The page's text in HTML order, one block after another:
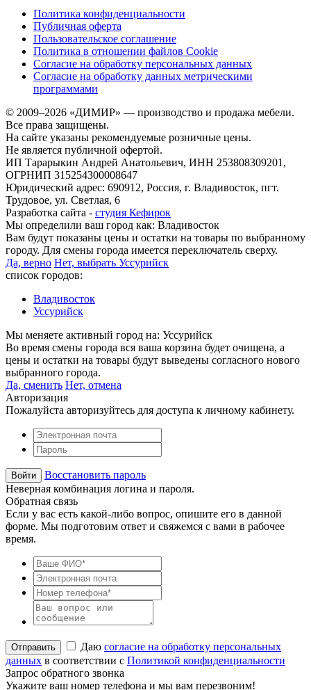
Политика конфиденциальности
Публичная оферта
Пользовательское соглашение
Политика в отношении файлов Cookie
Согласие на обработку персональных данных
Согласие на обработку данных метрическими
программами
© 2009–2026 «ДИМИР» — производство и продажа мебели.
Все права защищены.
На сайте указаны рекомендуемые розничные цены.
Не является публичной офертой.
ИП Тарарыкин Андрей Анатольевич, ИНН 253808309201,
ОГРНИП 315254300008647
Юридический адрес: 690912, Россия, г. Владивосток, пгт.
Трудовое, ул. Светлая, 6
Разработка сайта - студия Кефирок
Мы определили ваш город как: Владивосток
Вам будут показаны цены и остатки на товары по выбранному
городу. Для смены города имеется переключатель сверху.
Да, верно Нет, выбрать Уссурийск
список городов:
Владивосток
Уссурийск
Мы меняете активный город на: Уссурийск
Во время смены города вся ваша корзина будет очищена, а
цены и остатки на товары будут выведены согласного нового
выбранного города.
Да, сменить Нет, отмена
Авторизация
Пожалуйста авторизуйтесь для доступа к личному кабинету.
Восстановить пароль
Неверная комбинация логина и пароля.
Обратная связь
Если у вас есть какой-либо вопрос, опишите его в данной
форме. Мы подготовим ответ и свяжемся с вами в рабочее
время.
Даю согласие на обработку персональных
данных в соответствии с Политикой конфиденциальности
Запрос обратного звонка
Укажите ваш номер телефона и мы вам перезвоним!